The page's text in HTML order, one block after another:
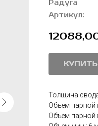
Радуга
Артикул:
КУПИТЬ
Толщина
Объем парной
Объем парной